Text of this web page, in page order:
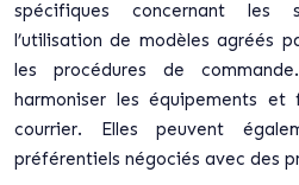
spécifiques concernant les
l’utilisation de modèles agréés
les procédures de
harmoniser les équipements
courrier. Elles peuvent
préférentiels négociés avec des